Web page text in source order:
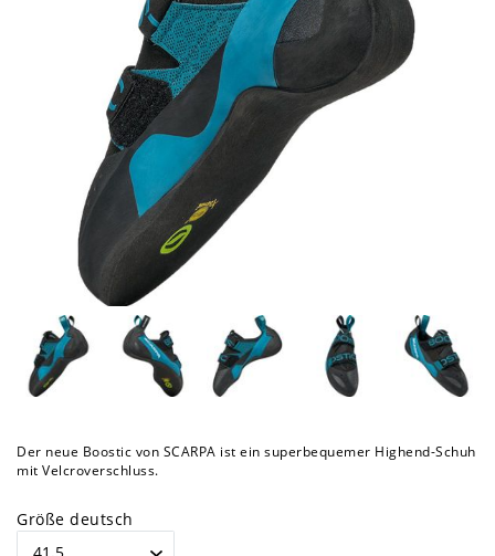
Der neue Boostic von SCARPA ist ein superbequemer Highend-Schuh
mit Velcroverschluss.
Größe deutsch